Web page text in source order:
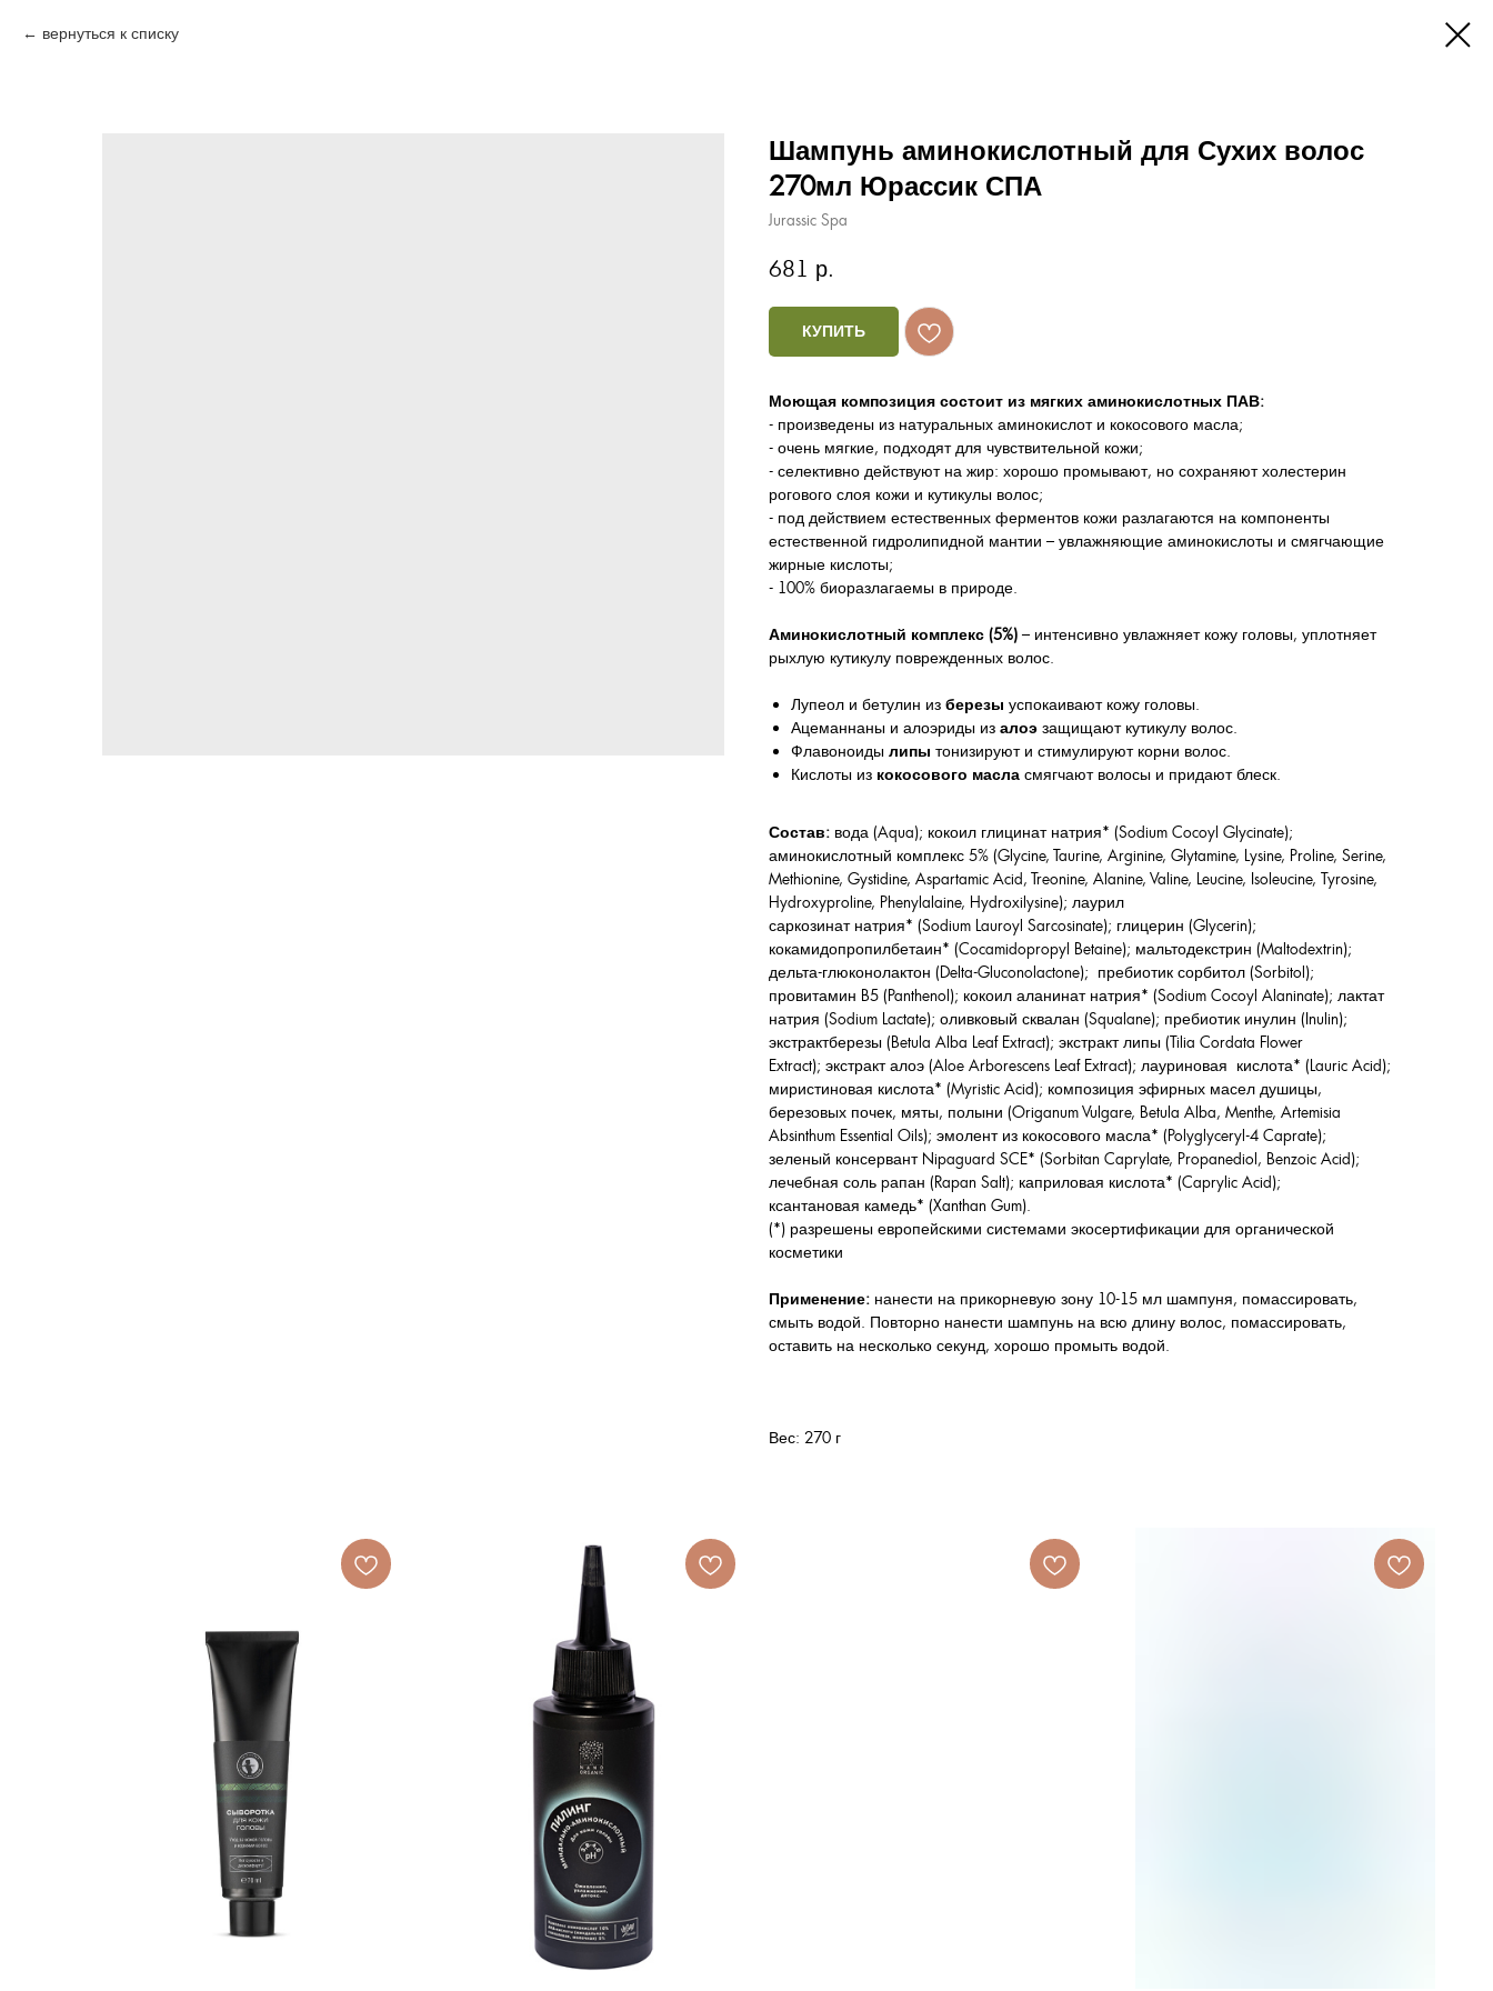
вернуться к списку
Шампунь аминокислотный для Сухих волос
270мл Юрассик СПА
Jurassic Spa
681 р.
КУПИТЬ
Моющая композиция состоит из мягких аминокислотных ПАВ:
- произведены из натуральных аминокислот и кокосового масла;
- очень мягкие, подходят для чувствительной кожи;
- селективно действуют на жир: хорошо промывают, но сохраняют холестерин
рогового слоя кожи и кутикулы волос;
- под действием естественных ферментов кожи разлагаются на компоненты
естественной гидролипидной мантии – увлажняющие аминокислоты и смягчающие
жирные кислоты;
- 100% биоразлагаемы в природе.
Аминокислотный комплекс (5%) – интенсивно увлажняет кожу головы, уплотняет
рыхлую кутикулу поврежденных волос.
Лупеол и бетулин из березы успокаивают кожу головы.
Ацеманнаны и алоэриды из алоэ защищают кутикулу волос.
Флавоноиды липы тонизируют и стимулируют корни волос.
Кислоты из кокосового масла смягчают волосы и придают блеск.
Состав: вода (Aqua); кокоил глицинат натрия* (Sodium Cocoyl Glycinate);
аминокислотный комплекс 5% (Glycine, Taurine, Arginine, Glytamine, Lysine, Proline, Serine,
Methionine, Gystidine, Aspartamic Acid, Treonine, Alanine, Valine, Leucine, Isoleucine, Tyrosine,
Hydroxyproline, Phenylalaine, Hydroxilysine); лаурил
саркозинат натрия* (Sodium Lauroyl Sarcosinate); глицерин (Glycerin);
кокамидопропилбетаин* (Cocamidopropyl Betaine); мальтодекстрин (Maltodextrin);
дельта-глюконолактон (Delta-Gluconolactone); пребиотик сорбитол (Sorbitol);
провитамин B5 (Panthenol); кокоил аланинат натрия* (Sodium Cocoyl Alaninate); лактат
натрия (Sodium Lactate); оливковый сквалан (Squalane); пребиотик инулин (Inulin);
экстрактберезы (Betula Alba Leaf Extract); экстракт липы (Tilia Cordata Flower
Extract); экстракт алоэ (Aloe Arborescens Leaf Extract); лауриновая кислота* (Lauric Acid);
миристиновая кислота* (Myristic Acid); композиция эфирных масел душицы,
березовых почек, мяты, полыни (Origanum Vulgare, Betula Alba, Menthe, Artemisia
Absinthum Essential Oils); эмолент из кокосового масла* (Polyglyceryl-4 Caprate);
зеленый консервант Nipaguard SCE* (Sorbitan Caprylate, Propanediol, Benzoic Acid);
лечебная соль pапан (Rapan Salt); каприловая кислота* (Caprylic Acid);
ксантановая камедь* (Xanthan Gum).
(*) разрешены европейскими системами экосертификации для органической
косметики
Применение: нанести на прикорневую зону 10-15 мл шампуня, помассировать,
смыть водой. Повторно нанести шампунь на всю длину волос, помассировать,
оставить на несколько секунд, хорошо промыть водой.
Вес: 270 г